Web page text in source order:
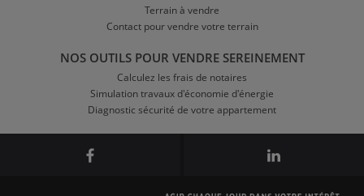
Terrain à vendre
Contact pour vendre votre terrain
NOS OUTILS POUR VENDRE SEREINEMENT
Calculez les frais de notaires
Simulation travaux d'économie d'énergie
Diagnostic sécurité de votre appartement